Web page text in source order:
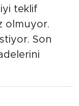
teklif
olmuyor.
Son